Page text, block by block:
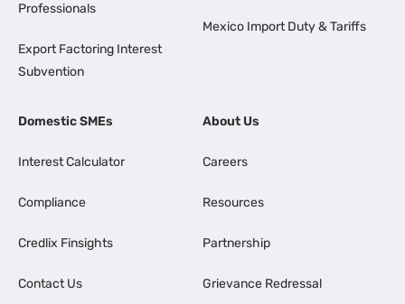
Professionals
Export Factoring Interest
Subvention
Mexico Import Duty & Tariffs
Domestic SMEs
Interest Calculator
Compliance
Credlix Finsights
Contact Us
About Us
Careers
Resources
Partnership
Grievance Redressal